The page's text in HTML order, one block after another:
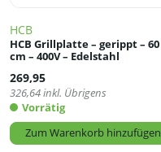
HCB
HCB Grillplatte – gerippt – 60
cm – 400V – Edelstahl
269,95
326,64inkl. Übrigens
Vorrätig
Zum Warenkorb hinzufügen